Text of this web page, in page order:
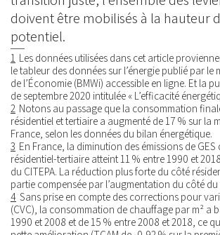
doivent être mobilisés à la hauteur
potentiel.
1 Les données utilisées dans cet article
le tableur des données sur l’énergie publié par le
de l’Économie (BMWi) accessible en ligne. Et la
de septembre 2020 intitulée « L’efficacité
2 Notons au passage que la consommation
résidentiel et tertiaire a augmenté de 17 % sur la
France, selon les données du bilan énergétique.
3 En France, la diminution des émissions de GES
résidentiel-tertiaire atteint 11 % entre 1990 et
du CITEPA. La réduction plus forte du côté
partie compensée par l’augmentation du côté du
4 Sans prise en compte des corrections pour
(CVC), la consommation de chauffage par m² a
1990 et 2008 et de 15 % entre 2008 et 2018, ce